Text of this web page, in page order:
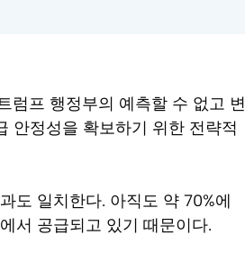
럼프 행정부의 예측할 수 없고 변
안정성을 확보하기 위한 전략적
도 일치한다. 아직도 약 70%에
서 공급되고 있기 때문이다.